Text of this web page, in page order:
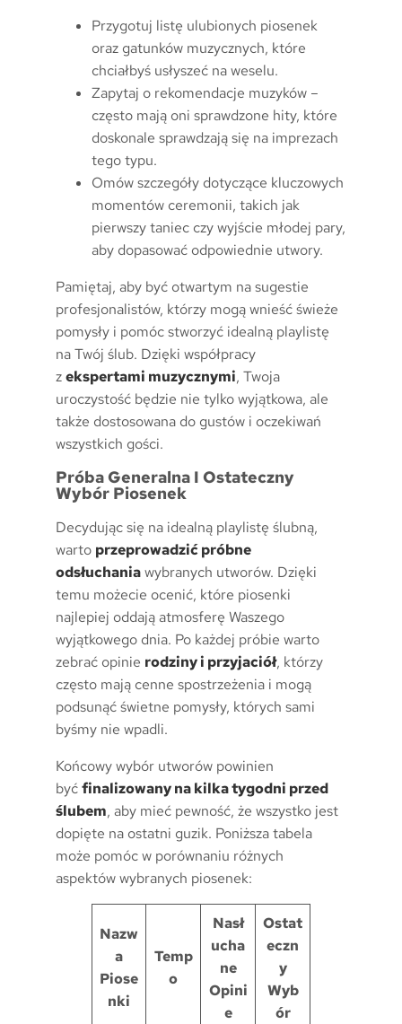
Przygotuj listę ulubionych piosenek
oraz gatunków muzycznych, które
chciałbyś usłyszeć na weselu.
Zapytaj o rekomendacje muzyków –
często mają oni sprawdzone hity, które
doskonale sprawdzają się na imprezach
tego typu.
Omów szczegóły dotyczące kluczowych
momentów ceremonii, takich jak
pierwszy taniec czy wyjście młodej pary,
aby dopasować odpowiednie utwory.
Pamiętaj, aby być otwartym na sugestie
profesjonalistów, którzy mogą wnieść świeże
pomysły i pomóc stworzyć idealną playlistę
na Twój ślub. Dzięki współpracy
zekspertami muzycznymi, Twoja
uroczystość będzie nie tylko wyjątkowa, ale
także dostosowana do gustów i oczekiwań
wszystkich gości.
Próba Generalna I Ostateczny
Wybór Piosenek
Decydując się na idealną playlistę ślubną,
warto przeprowadzić próbne
odsłuchaniawybranych utworów. Dzięki
temu możecie ocenić, które piosenki
najlepiej oddają atmosferę Waszego
wyjątkowego dnia. Po każdej próbie warto
zebrać opinie rodziny i przyjaciół, którzy
często mają cenne spostrzeżenia i mogą
podsunąć świetne pomysły, których sami
byśmy nie wpadli.
Końcowy wybór utworów powinien
byćfinalizowany na kilka tygodni przed
ślubem, aby mieć pewność, że wszystko jest
dopięte na ostatni guzik. Poniższa tabela
może pomóc w porównaniu różnych
aspektów wybranych piosenek:
Nazw
a
Piose
nki
Temp
o
Nasł
ucha
ne
Opini
e
Ostat
eczn
y
Wyb
ór